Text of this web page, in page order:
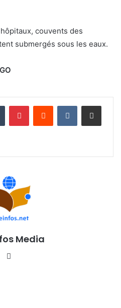
couvents des
submergés sous les eaux.
Media